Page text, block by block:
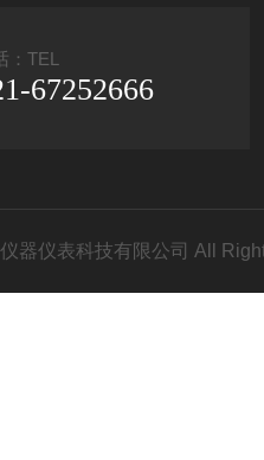
：TEL
67252666
器仪表科技有限公司 All